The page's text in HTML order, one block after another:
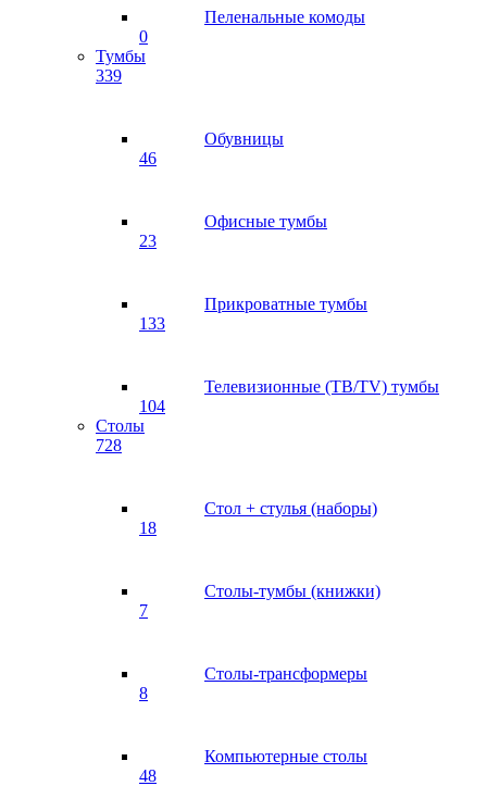
Пеленальные комоды
0
Тумбы
339
Обувницы
46
Офисные тумбы
23
Прикроватные тумбы
133
Телевизионные (ТВ/TV) тумбы
104
Столы
728
Стол + стулья (наборы)
18
Столы-тумбы (книжки)
7
Столы-трансформеры
8
Компьютерные столы
48